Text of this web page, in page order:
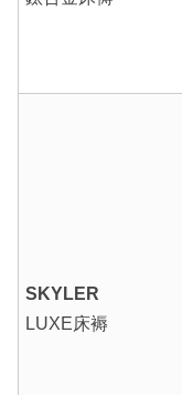
SKYLER
LUXE床褥